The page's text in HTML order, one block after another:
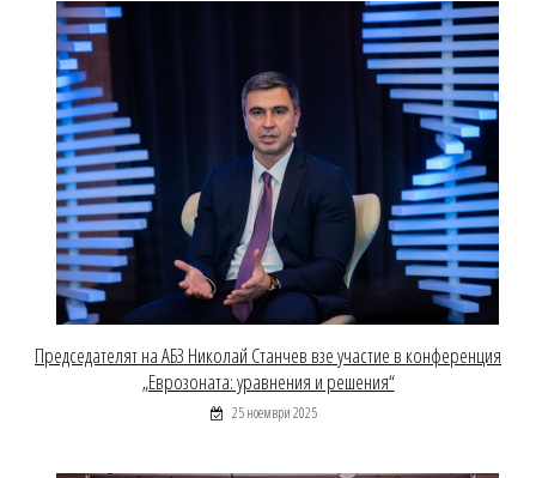
Председателят на АБЗ Николай Станчев взе участие в конференция
„Еврозоната: уравнения и решения“
25 ноември 2025